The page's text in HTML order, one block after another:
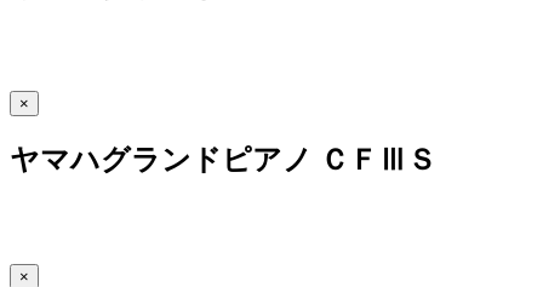
×
ヤマハグランドピアノ ＣＦⅢＳ
×